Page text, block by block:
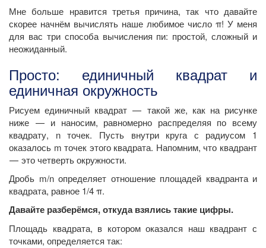
Мне больше нравится третья причина, так что давайте
скорее начнём вычислять наше любимое число π! У меня
для вас три способа вычисления пи: простой, сложный и
неожиданный.
Просто: единичный квадрат и
единичная окружность
Рисуем единичный квадрат — такой же, как на рисунке
ниже — и наносим, равномерно распределяя по всему
квадрату, n точек. Пусть внутри круга с радиусом 1
оказалось m точек этого квадрата. Напомним, что квадрант
— это четверть окружности.
Дробь m/n определяет отношение площадей квадранта и
квадрата, равное 1/4 π.
Давайте разберёмся, откуда взялись такие цифры.
Площадь квадрата, в котором оказался наш квадрант с
точками, определяется так: